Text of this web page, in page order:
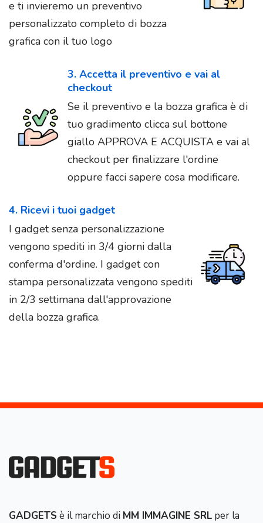
e ti invieremo un preventivo
personalizzato completo di bozza
grafica con il tuo logo
3. Accetta il preventivo e vai al
checkout
Se il preventivo e la bozza grafica è di
tuo gradimento clicca sul bottone
giallo APPROVA E ACQUISTA e vai al
checkout per finalizzare l'ordine
oppure facci sapere cosa modificare.
4. Ricevi i tuoi gadget
I gadget senza personalizzazione
vengono spediti in 3/4 giorni dalla
conferma d'ordine. I gadget con
stampa personalizzata vengono spediti
in 2/3 settimana dall'approvazione
della bozza grafica.
GADGETS è il marchio di MM IMMAGINE SRL per la